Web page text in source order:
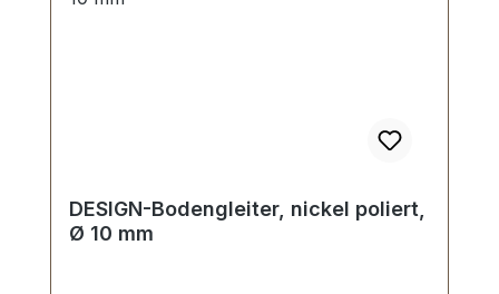
DESIGN-Bodengleiter, nickel poliert,
Ø 10 mm